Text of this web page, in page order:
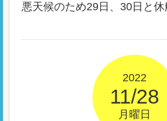
悪天候のため29日、30日と
2022
11/28
月曜日